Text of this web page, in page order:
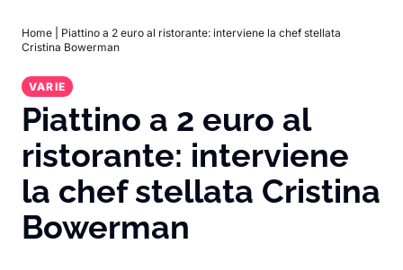
Home
Piattino a 2 euro al ristorante: interviene la chef stellata
Cristina Bowerman
VARIE
Piattino a 2 euro al
ristorante: interviene
la chef stellata Cristina
Bowerman